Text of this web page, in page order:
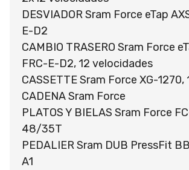
DESVIADOR Sram Force eTap
E-D2
CAMBIO TRASERO Sram Force
FRC-E-D2, 12 velocidades
CASSETTE Sram Force XG-
CADENA Sram Force
PLATOS Y BIELAS Sram Force
48/35T
PEDALIER Sram DUB PressFit
A1